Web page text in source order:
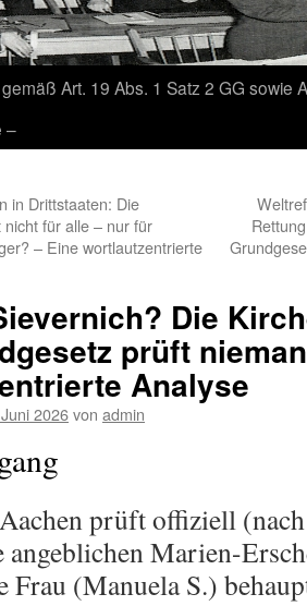
Art. 19 Abs. 1 Satz 2 GG sowie
–
in Drittstaaten: Die
für alle – nur für
– Eine wortlautzentrierte
Die
prüft
Analyse
2026von admin
prüft offiziell
Marien-
Frau (Manuela S.)